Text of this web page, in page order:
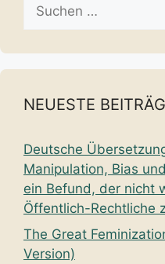
nach:
NEUESTE
Deutsche
Manipulation, Bias
ein Befund, der nicht
Öffentlich-Rechtliche
The Great
Version)